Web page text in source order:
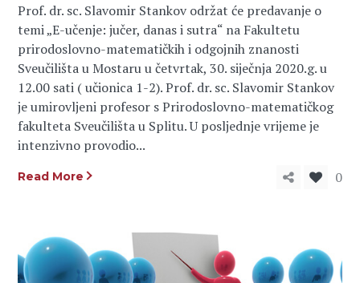
Prof. dr. sc. Slavomir Stankov održat će predavanje o
temi „E-učenje: jučer, danas i sutra“ na Fakultetu
prirodoslovno-matematičkih i odgojnih znanosti
Sveučilišta u Mostaru u četvrtak, 30. siječnja 2020.g. u
12.00 sati ( učionica 1-2). Prof. dr. sc. Slavomir Stankov
je umirovljeni profesor s Prirodoslovno-matematičkog
fakulteta Sveučilišta u Splitu. U posljednje vrijeme je
intenzivno provodio...
Read More 0